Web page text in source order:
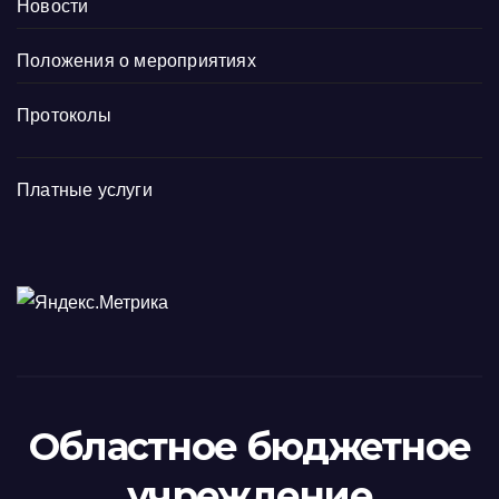
Новости
Положения о мероприятиях
Протоколы
Платные услуги
Областное бюджетное